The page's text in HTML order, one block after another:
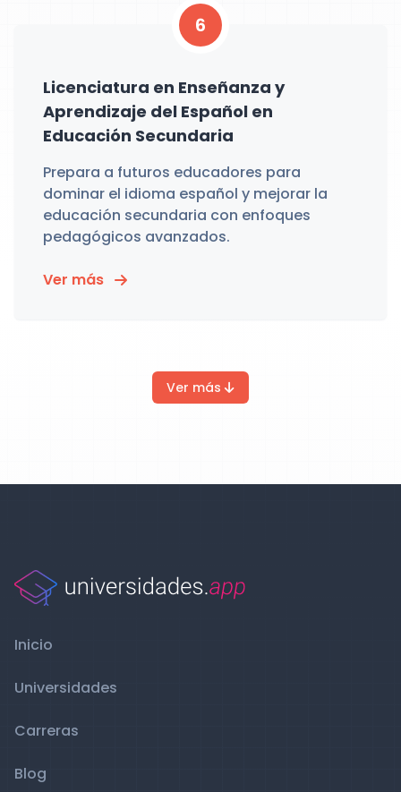
6
Licenciatura en Enseñanza y
Aprendizaje del Español en
Educación Secundaria
Prepara a futuros educadores para
dominar el idioma español y mejorar la
educación secundaria con enfoques
pedagógicos avanzados.
Ver más
Ver más
Inicio
Universidades
Carreras
Blog